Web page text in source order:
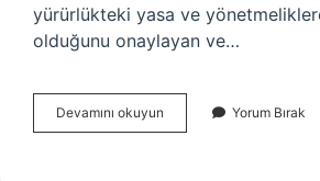
yürürlükteki yasa ve
olduğunu onaylayan ve…
Devamını okuyun
Nedir
Yorum Bırak